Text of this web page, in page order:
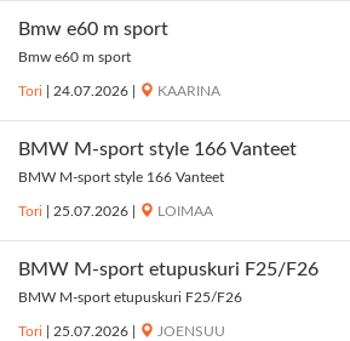
Bmw e60 m sport
Bmw e60 m sport
Tori 24.07.2026 KAARINA
BMW M-sport style 166 Vanteet
BMW M-sport style 166 Vanteet
Tori 25.07.2026 LOIMAA
BMW M-sport etupuskuri F25/F26
BMW M-sport etupuskuri F25/F26
Tori 25.07.2026 JOENSUU